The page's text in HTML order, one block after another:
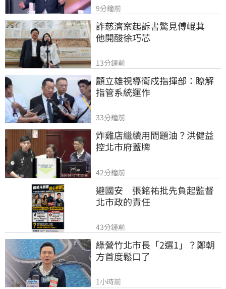
9分鐘前
詐慈濟案起訴書驚見傅崐萁
他開酸徐巧芯
13分鐘前
顧立雄視導衛戍指揮部：瞭解
指管系統運作
33分鐘前
炸雞店繼續用問題油？洪健益
控北市府蓋牌
42分鐘前
避國安　張銘祐批先負起監督
北市政的責任
43分鐘前
綠營竹北市長「2選1」？鄭朝
方首度鬆口了
1小時前